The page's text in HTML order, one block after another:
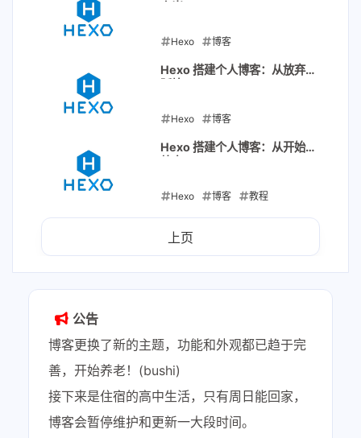
Hexo 博客
2021-01-22
Hexo 搭建个人博客：从放弃到
Hexo 博客
2021-01-21
Hexo 搭建个人博客：从开始到
Hexo 博客 教程
2021-01-21
上页
公告
博客更换了新的主题，功能和外观都已趋于完
善，开始养老！(bushi)
接下来是住宿的高中生活，只有周日能回家，
博客会暂停维护和更新一大段时间。